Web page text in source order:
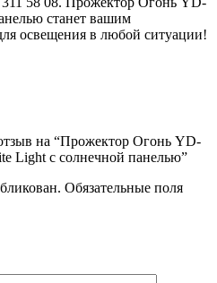
станет вашим
освещения в любой ситуации!
на “Прожектор Огонь YD-
Light с солнечной панелью”
Обязательные поля